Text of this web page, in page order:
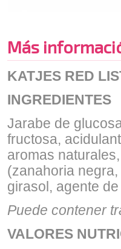
Más
KATJES RED
INGREDIENTES
Jarabe de
fructosa,
aromas
(zanahoria
girasol, agente
Puede contener
VALORES